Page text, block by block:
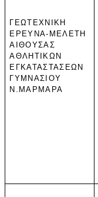
ΓΕΩΤΕΧΝΙΚΗ
ΕΡΕΥΝΑ-ΜΕΛΕΤΗ
ΑΙΘΟΥΣΑΣ
ΑΘΛΗΤΙΚΩΝ
ΕΓΚΑΤΑΣΤΑΣΕΩΝ
ΓΥΜΝΑΣΙΟΥ
Ν.ΜΑΡΜΑΡΑ